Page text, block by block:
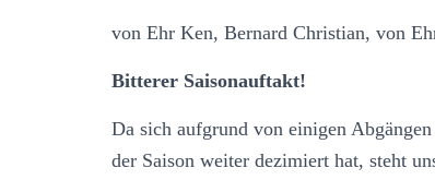
von Ehr Ken, Bernard Christian, von
Bitterer Saisonauftakt!
Da sich aufgrund von einigen
der Saison weiter dezimiert hat, steht